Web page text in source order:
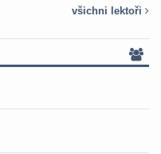
všichni lektoři